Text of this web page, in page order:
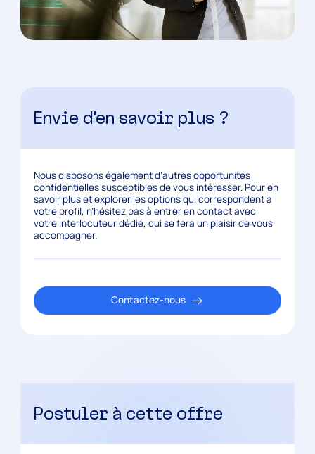
Envie d’en savoir plus ?
Nous disposons également d’autres opportunités
confidentielles susceptibles de vous intéresser. Pour en
savoir plus et explorer les options qui correspondent à
votre profil, n’hésitez pas à entrer en contact avec
votre interlocuteur dédié, qui se fera un plaisir de vous
accompagner.
Contactez-nous
Postuler à cette offre